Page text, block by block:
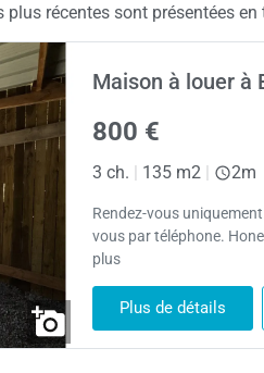
récentes sont présentées en
Maison à louer à
800 €
3 ch. 135 m2 2m
Rendez-vous
vous par téléphone.
plus
Plus de détails